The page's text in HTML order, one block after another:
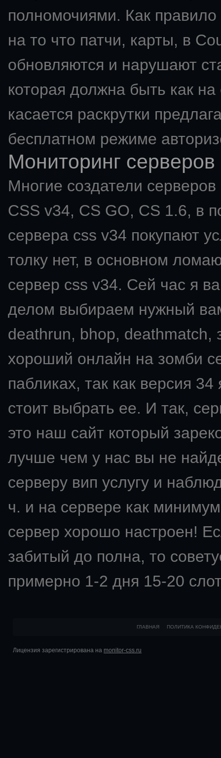
полномочиями. Как правило
на то что патчи, карты, в
обновляются и нарушают
которая должна быть как
касается раскрутки
бесплатном режиме
Мониторинг серверов
Многие создатели
CSS v34, CS GO, CS 1.6, в
сервера css v34 покупают
толку нет, в основном
сервер css v34. Сей час я
делом выбираем нужный
deathrun, bhop, deathmatch,
хороший онлайн на зомби
пабликах, так как версия
стоит выбрать ее. И так,
это наш сайт который
лучше чем у нас вы не
серверу вип услугу и
ч. и на сервере как
сервер хорошо настроен!
забитый до полна, то
примерно 1-2 дня 15-20
ГЛАВНАЯ ПОЛИТИКА
Лицензия зарегистрирована на monitor-css.ru